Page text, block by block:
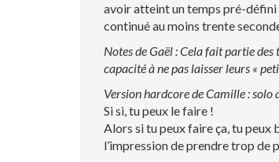
avoir atteint un temps pré-défini
continué au moins trente
Notes de Gaël : Cela fait partie des
capacité à ne pas laisser leurs «
Version hardcore de Camille : solo
Si si, tu peux le faire !
Alors si tu peux faire ça, tu peux
l’impression de prendre trop de